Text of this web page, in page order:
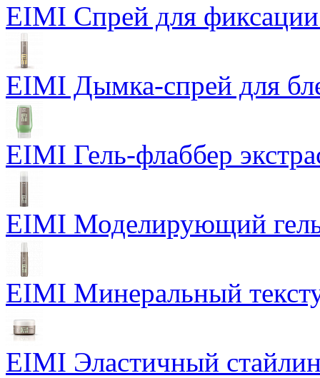
EIMI Спрей для
EIMI Дымка-спрей для
EIMI Гель-флаббер
EIMI Моделирующий
EIMI Минеральный
EIMI Эластичный